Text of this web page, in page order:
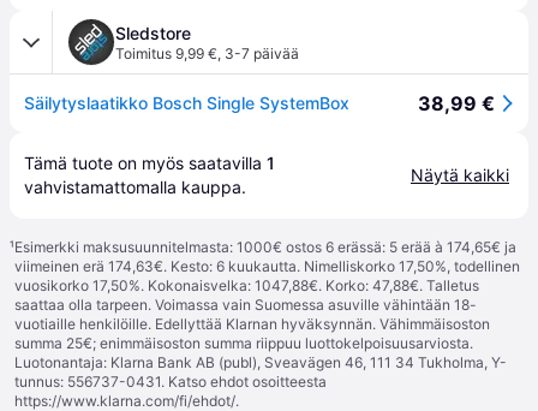
Sledstore
Toimitus 9,99 €, 3-7 päivää
Säilytyslaatikko Bosch Single SystemBox 38,99 €
Tämä tuote on myös saatavilla 1
vahvistamattomalla kauppa.
Näytä kaikki
¹Esimerkki maksusuunnitelmasta: 1000€ ostos 6 erässä: 5 erää à 174,65€ ja
viimeinen erä 174,63€. Kesto: 6 kuukautta. Nimelliskorko 17,50%, todellinen
vuosikorko 17,50%. Kokonaisvelka: 1047,88€. Korko: 47,88€. Talletus
saattaa olla tarpeen. Voimassa vain Suomessa asuville vähintään 18-
vuotiaille henkilöille. Edellyttää Klarnan hyväksynnän. Vähimmäisoston
summa 25€; enimmäisoston summa riippuu luottokelpoisuusarviosta.
Luotonantaja: Klarna Bank AB (publ), Sveavägen 46, 111 34 Tukholma, Y-
tunnus: 556737-0431. Katso ehdot osoitteesta
https://www.klarna.com/fi/ehdot/.